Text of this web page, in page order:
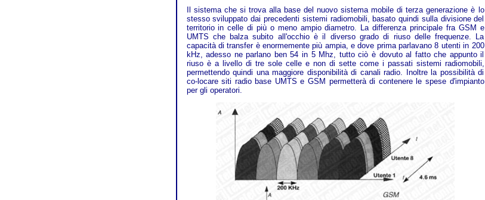
Il sistema che si trova alla base del nuovo sistema mobile di terza generazione è lo
stesso sviluppato dai precedenti sistemi radiomobili, basato quindi sulla divisione del
territorio in celle di più o meno ampio diametro. La differenza principale fra GSM e
UMTS che balza subito all'occhio è il diverso grado di riuso delle frequenze. La
capacità di transfer è enormemente più ampia, e dove prima parlavano 8 utenti in 200
kHz, adesso ne parlano ben 54 in 5 Mhz, tutto ciò è dovuto al fatto che appunto il
riuso è a livello di tre sole celle e non di sette come i passati sistemi radiomobili,
permettendo quindi una maggiore disponibilità di canali radio. Inoltre la possibilità di
co-locare siti radio base UMTS e GSM permetterà di contenere le spese d'impianto
per gli operatori.